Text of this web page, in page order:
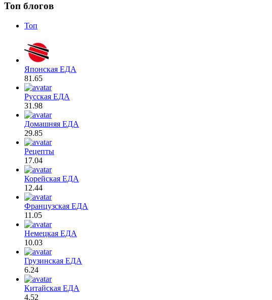
Топ блогов
Топ
Японская ЕДА
81.65
Русская ЕДА
31.98
Домашняя ЕДА
29.85
Рецепты
17.04
Корейская ЕДА
12.44
Французская ЕДА
11.05
Немецкая ЕДА
10.03
Грузинская ЕДА
6.24
Китайская ЕДА
4.52